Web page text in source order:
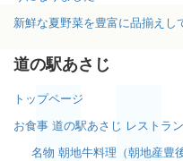
新鮮な夏野菜を豊富に品揃えし
道の駅あさじ
トップページ
お食事 道の駅あさじ レストラ
名物 朝地牛料理（朝地産豊